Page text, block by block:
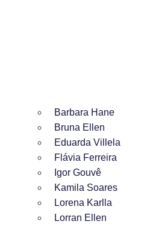
Barbara Hane
Bruna Ellen
Eduarda Villela
Flávia Ferreira
Igor Gouvê
Kamila Soares
Lorena Karlla
Lorran Ellen